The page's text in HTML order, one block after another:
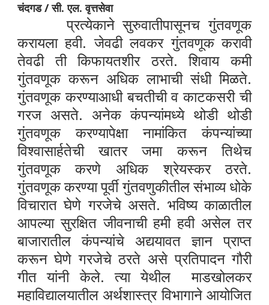
चंदगड / सी. एल. वृत्तसेवा
प्रत्येकाने सुरुवातीपासूनच गुंतवणूक
करायला हवी. जेवढी लवकर गुंतवणूक करावी
तेवढी ती किफायतशीर ठरते. शिवाय कमी
गुंतवणूक करून अधिक लाभाची संधी मिळते.
गुंतवणूक करण्याआधी बचतीची व काटकसरी ची
गरज असते. अनेक कंपन्यांमध्ये थोडी थोडी
गुंतवणूक करण्यापेक्षा नामांकित कंपन्यांच्या
विश्वासार्हतेची खातर जमा करून तिथेच
गुंतवणूक करणे अधिक श्रेयस्कर ठरते.
गुंतवणूक करण्या पूर्वी गुंतवणुकीतील संभाव्य धोके
विचारात घेणे गरजेचे असते. भविष्य काळातील
आपल्या सुरक्षित जीवनाची हमी हवी असेल तर
बाजारातील कंपन्यांचे अद्ययावत ज्ञान प्राप्त
करून घेणे गरजेचे ठरते असे प्रतिपादन गौरी
गीत यांनी केले. त्या येथील माडखोलकर
महाविद्यालयातील अर्थशास्त्र विभागाने आयोजित